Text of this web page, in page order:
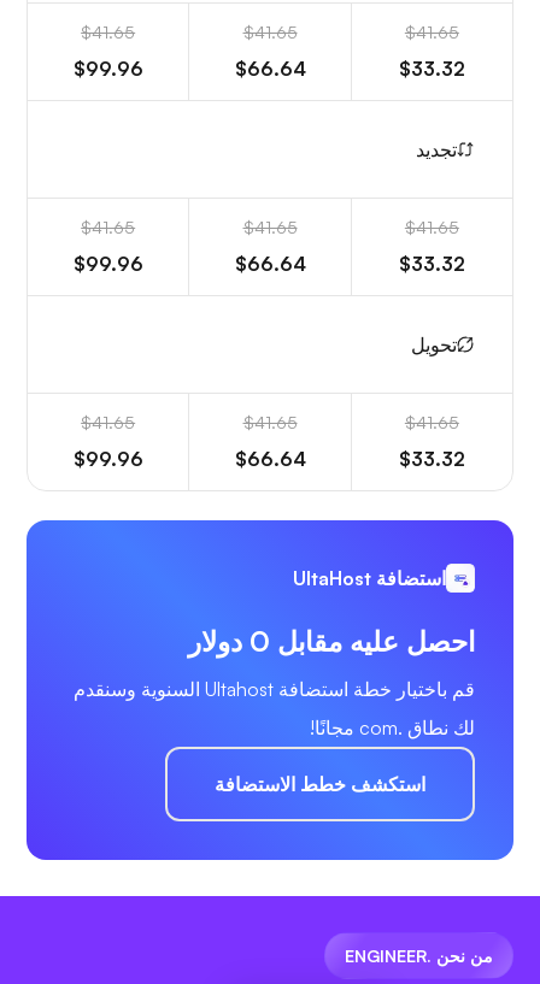
$41.65
$33.32
$41.65
$66.64
$41.65
$99.96
تجديد
$41.65
$33.32
$41.65
$66.64
$41.65
$99.96
تحويل
$41.65
$33.32
$41.65
$66.64
$41.65
$99.96
استضافة UltaHost
احصل عليه مقابل 0 دولار
قم باختيار خطة استضافة Ultahost السنوية وسنقدم
لك نطاق .com مجانًا!
استكشف خطط الاستضافة
من نحن .ENGINEER